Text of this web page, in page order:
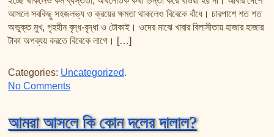
শায়খ আহমদ মুসা জিবরীলের বই সমূহ
আসলে সবকিছু সহজলভ্য ও ক্রয়ের ক্ষমতা থাকলেও বিবেকে বাঁধে। চারপাশে শত শত
অভুক্ত মুখ, গৃহহীন বৃদ্ধ-বৃদ্ধা ও টোকাই। ওদের মাঝে খাবার বিলাসীতায় হাজার হাজার
টাকা অপব্যয় করতে বিবেকে লাগে। […]
Categories: Uncategorized.
No Commentson এক প্রবাসীর অর্তনাদ – (পর্ব-১)
আমরা আসলে কি কোন দলের দালাল?